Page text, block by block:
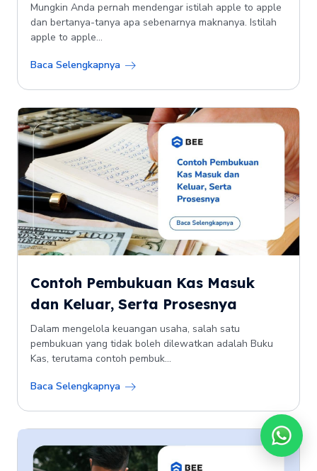
Mungkin Anda pernah mendengar istilah apple to apple
dan bertanya-tanya apa sebenarnya maknanya. Istilah
apple to apple...
Baca Selengkapnya
Contoh Pembukuan Kas Masuk
dan Keluar, Serta Prosesnya
Dalam mengelola keuangan usaha, salah satu
pembukuan yang tidak boleh dilewatkan adalah Buku
Kas, terutama contoh pembuk...
Baca Selengkapnya